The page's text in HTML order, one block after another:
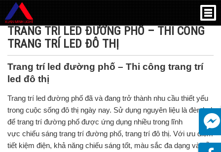
Trang chủ»Trang trí led đường phố – Thi công trang trí led đô thị
TRANG TRÍ LED ĐƯỜNG PHỐ – THI CÔNG
TRANG TRÍ LED ĐÔ THỊ
Trang trí led đường phố – Thi công trang trí
led đô thị
Trang trí led đường phố đã và đang trở thành nhu cầu thiết yếu
trong cuộc sống đô thị ngày nay. Sử dụng nguyên liệu là đèn led
để trang trí đường phố được ứng dụng nhiều trong lĩnh
vực chiếu sáng trang trí đường phố, trang trí đô thị. Với ưu điểm
tiết kiệm điện, khả năng chiếu sáng tốt, màu sắc đa dạng và dễ